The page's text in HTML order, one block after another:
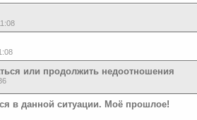
или продолжить недоотношения
в данной ситуации. Моё прошлое!